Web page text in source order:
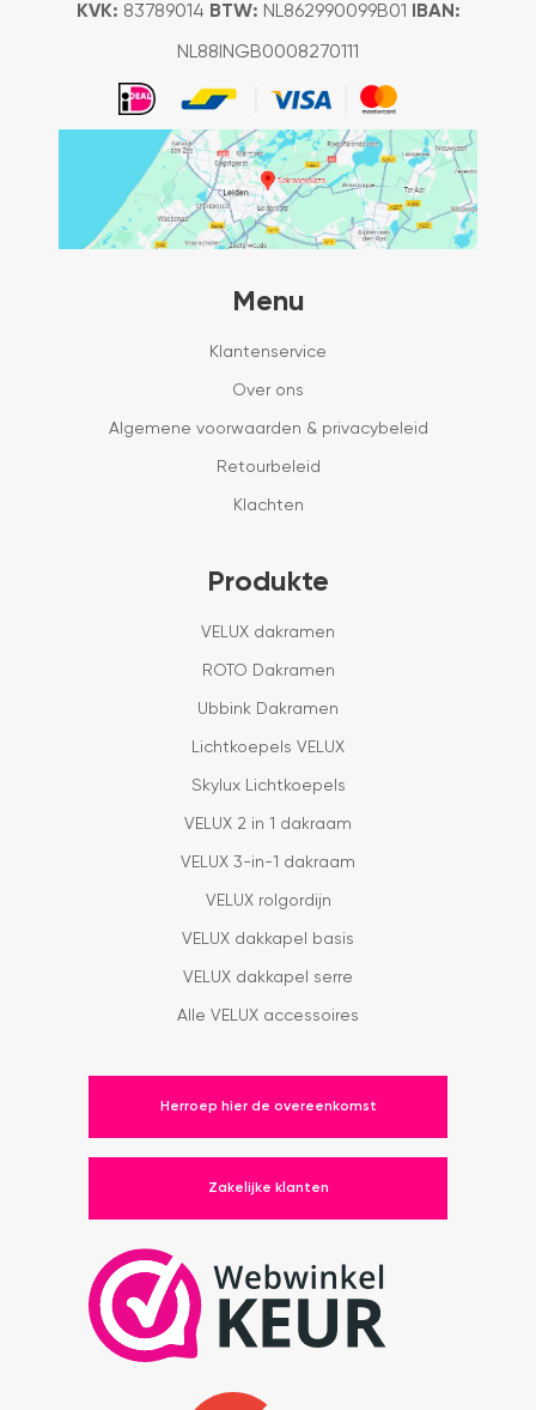
KVK: 83789014 BTW: NL862990099B01 IBAN:
NL88INGB0008270111
Menu
Klantenservice
Over ons
Algemene voorwaarden & privacybeleid
Retourbeleid
Klachten
Produkte
VELUX dakramen
ROTO Dakramen
Ubbink Dakramen
Lichtkoepels VELUX
Skylux Lichtkoepels
VELUX 2 in 1 dakraam
VELUX 3-in-1 dakraam
VELUX rolgordijn
VELUX dakkapel basis
VELUX dakkapel serre
Alle VELUX accessoires
Herroep hier de overeenkomst
Zakelijke klanten